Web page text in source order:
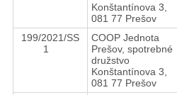
Konštantínova 3,
081 77 Prešov
199/2021/SS
1
COOP Jednota
Prešov, spotrebné
družstvo
Konštantínova 3,
081 77 Prešov